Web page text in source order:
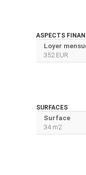
ASPECTS
Loyer
352 EUR
SURFACES
Surface
34 m2